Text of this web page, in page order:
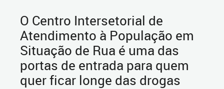
O Centro Intersetorial de
Atendimento à População em
Situação de Rua é uma das
portas de entrada para quem
quer ficar longe das drogas